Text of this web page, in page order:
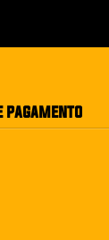
pagamento